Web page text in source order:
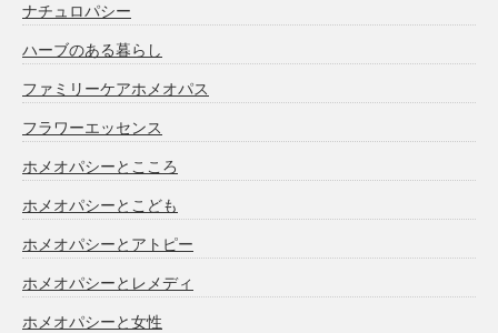
ナチュロパシー
ハーブのある暮らし
ファミリーケアホメオパス
フラワーエッセンス
ホメオパシーとこころ
ホメオパシーとこども
ホメオパシーとアトピー
ホメオパシーとレメディ
ホメオパシーと女性